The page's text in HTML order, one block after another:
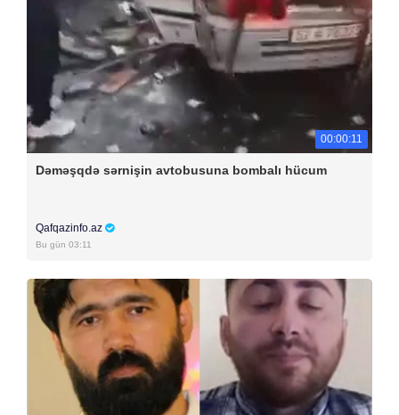
00:00:11
Dəməşqdə sərnişin avtobusuna bombalı hücum
Qafqazinfo.az
Bu gün 03:11